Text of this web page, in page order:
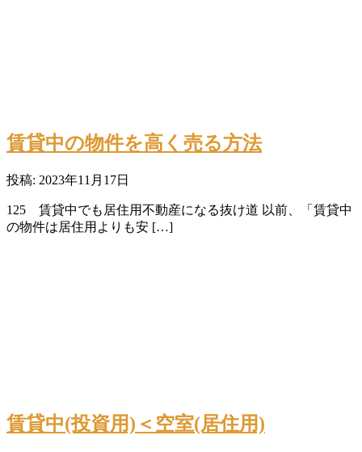
賃貸中の物件を高く売る方法
投稿: 2023年11月17日
125 賃貸中でも居住用不動産になる抜け道 以前、「賃貸中
の物件は居住用よりも安 […]
賃貸中(投資用)＜空室(居住用)